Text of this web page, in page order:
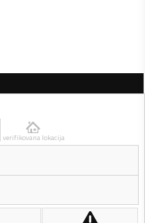
verifikovana lokacija